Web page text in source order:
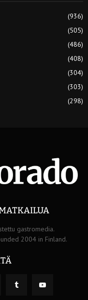
(936)
(505)
(486)
(408)
(304)
(303)
(298)
gastromedia.
2004 in Finland.